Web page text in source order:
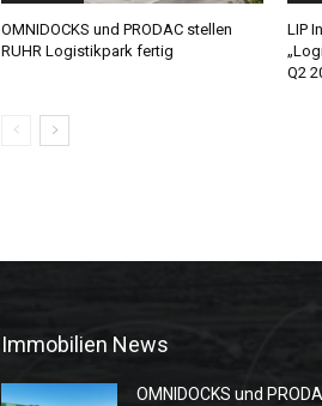
OMNIDOCKS und PRODAC stellen
RUHR Logistikpark fertig
LIP
Q2
Immobilien News
OMNIDOCKS und